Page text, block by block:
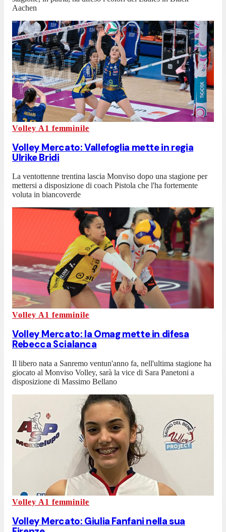
Aachen
Volley A1 femminile
Volley Mercato: Vallefoglia mette in regia
Ulrike Bridi
La ventottenne trentina lascia Monviso dopo una stagione per
mettersi a disposizione di coach Pistola che l'ha fortemente
voluta in biancoverde
Volley A1 femminile
Volley Mercato: la Omag mette in difesa
Rebecca Scialanca
Il libero nata a Sanremo ventun'anno fa, nell'ultima stagione ha
giocato al Monviso Volley, sarà la vice di Sara Panetoni a
disposizione di Massimo Bellano
Volley A1 femminile
Volley Mercato: Giulia Fanfani nella sua